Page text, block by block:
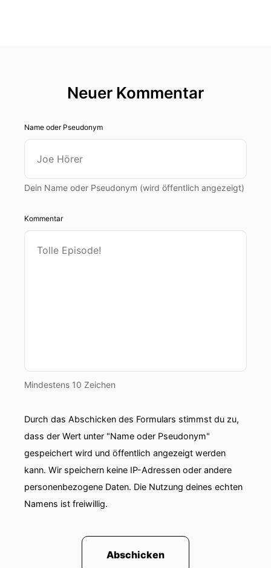
Neuer Kommentar
Name oder Pseudonym
Dein Name oder Pseudonym (wird öffentlich angezeigt)
Kommentar
Mindestens 10 Zeichen
Durch das Abschicken des Formulars stimmst du zu,
dass der Wert unter "Name oder Pseudonym"
gespeichert wird und öffentlich angezeigt werden
kann. Wir speichern keine IP-Adressen oder andere
personenbezogene Daten. Die Nutzung deines echten
Namens ist freiwillig.
Abschicken